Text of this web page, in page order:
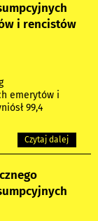
i rencistów
emerytów i
99,4
Czytaj dalej